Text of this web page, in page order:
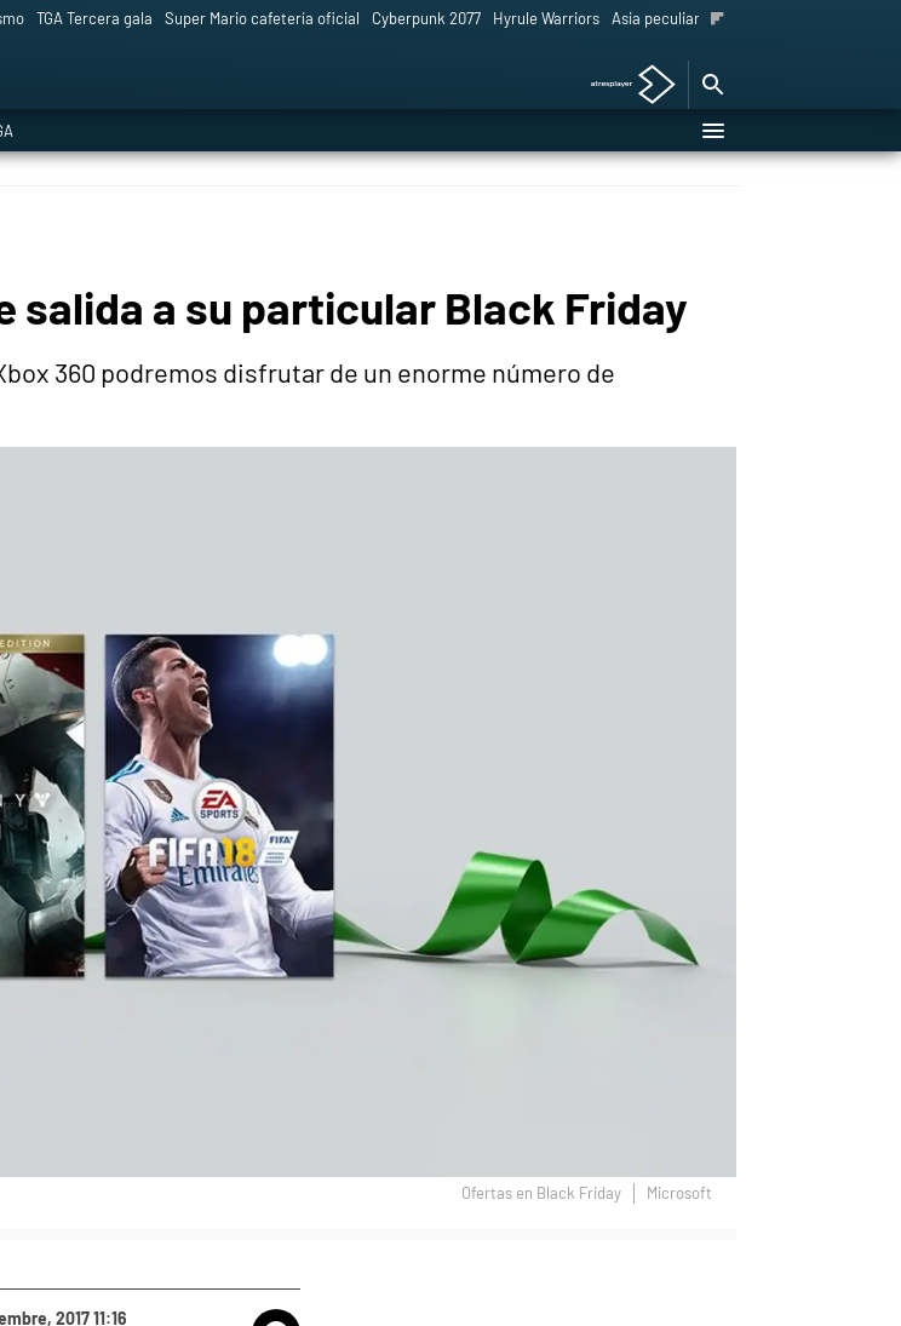
TGA Tercera gala Super Mario cafetería oficial Cyberpunk 2077 Hyrule Warriors Asia peculiar tradición
salida a su particular Black Friday
360 podremos disfrutar de un enorme número de
Ofertas en Black Friday Microsoft
2017 11:16